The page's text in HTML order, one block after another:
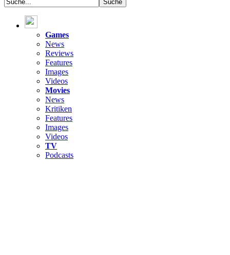
Games
News
Reviews
Features
Images
Videos
Movies
News
Kritiken
Features
Images
Videos
TV
Podcasts